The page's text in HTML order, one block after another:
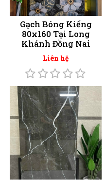
Gạch Bóng Kiếng
80x160 Tại Long
Khánh Đồng Nai
Liên hệ